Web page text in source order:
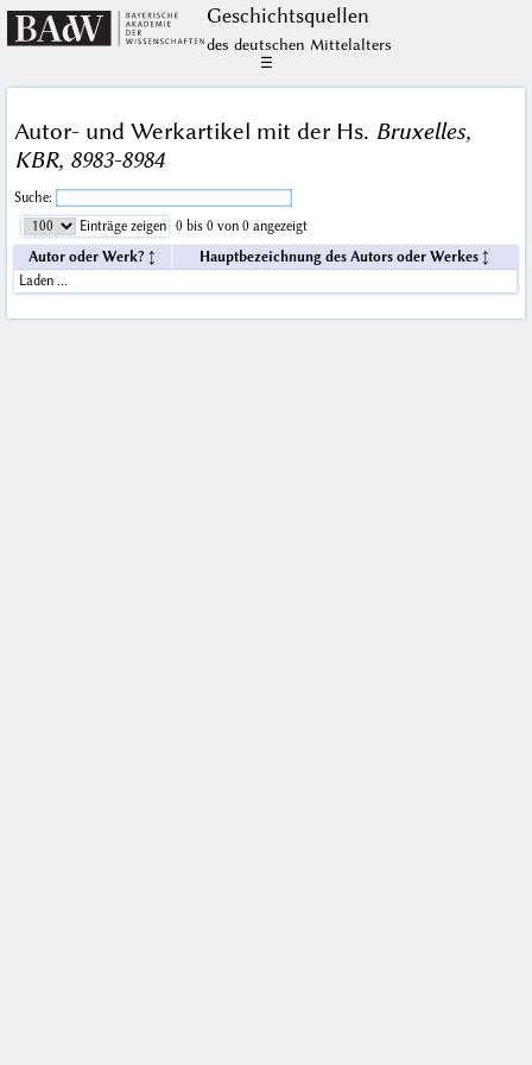
Geschichts­quellen
des deutschen Mittelalters
☰
Autor- und Werkartikel mit der Hs. Bruxelles,
KBR, 8983-8984
Suche:
Einträge zeigen
0 bis 0 von 0 angezeigt
Autor oder Werk?
Hauptbezeichnung des Autors oder Werkes
Laden …